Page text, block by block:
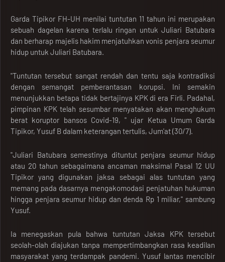
Garda Tipikor FH-UH menilai tuntutan 11 tahun ini merupakan
sebuah dagelan karena terlalu ringan untuk Juliari Batubara
dan berharap majelis hakim menjatuhkan vonis penjara seumur
hidup untuk Juliari Batubara.
"Tuntutan tersebut sangat rendah dan tentu saja kontradiksi
dengan semangat pemberantasan korupsi. Ini semakin
menunjukkan betapa tidak bertajinya KPK di era Firli. Padahal,
pimpinan KPK telah sesumbar menyatakan akan menghukum
berat koruptor bansos Covid-19, " ujar Ketua Umum Garda
Tipikor, Yusuf B dalam keterangan tertulis, Jum'at (30/7).
"Juliari Batubara semestinya dituntut penjara seumur hidup
atau 20 tahun sebagaimana ancaman maksimal Pasal 12 UU
Tipikor yang digunakan jaksa sebagai alas tuntutan yang
memang pada dasarnya mengakomodasi penjatuhan hukuman
hingga penjara seumur hidup dan denda Rp 1 miliar," sambung
Yusuf.
Ia menegaskan pula bahwa tuntutan Jaksa KPK tersebut
seolah-olah diajukan tanpa mempertimbangkan rasa keadilan
masyarakat yang terdampak pandemi. Yusuf lantas mencibir